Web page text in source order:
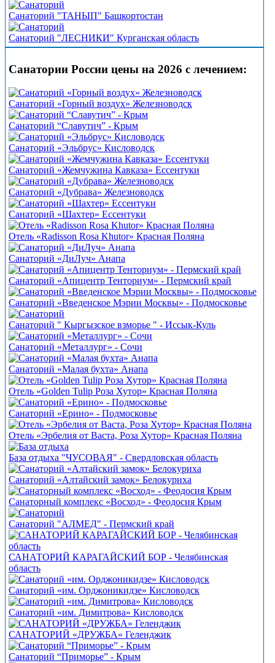
Санаторий "ТАНЫП" Башкортостан
Санаторий "ЛЕСНИКИ" Курганская область
Санатории России цены на 2026 с лечением:
Санаторий «Горный воздух» Железноводск
Санаторий “Славутич” - Крым
Санаторий «Эльбрус» Кисловодск
Санаторий «Жемчужина Кавказа» Ессентуки
Санаторий «Дубрава» Железноводск
Санаторий «Шахтер» Ессентуки
Отель «Radisson Rosa Khutor» Красная Поляна
Санаторий «ДиЛуч» Анапа
Санаторий «Апицентр Тенториум» - Пермский край
Санаторий «Введенское Мэрии Москвы» - Подмосковье
Санаторий " Кыргызское взморье " - Иссык-Куль
Санаторий «Металлург» - Сочи
Санаторий «Малая бухта» Анапа
Отель «Golden Tulip Роза Хутор» Красная Поляна
Санаторий «Ерино» - Подмосковье
Отель «Эрбелия от Васта, Роза Хутор» Красная Поляна
База отдыха "ЧУСОВАЯ" - Свердловская область
Санаторий «Алтайский замок» Белокуриха
Санаторный комплекс «Восход» - Феодосия Крым
Санаторий "АЛМЕД" - Пермский край
САНАТОРИЙ КАРАГАЙСКИЙ БОР - Челябинская
область
Санаторий «им. Орджоникидзе» Кисловодск
Санаторий «им. Димитрова» Кисловодск
САНАТОРИЙ «ДРУЖБА» Геленджик
Санаторий “Приморье” - Крым